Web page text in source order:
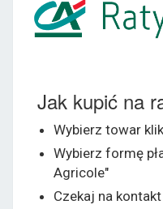
Jak kupić na
Wybierz towar
Wybierz formę
Agricole"
Czekaj na